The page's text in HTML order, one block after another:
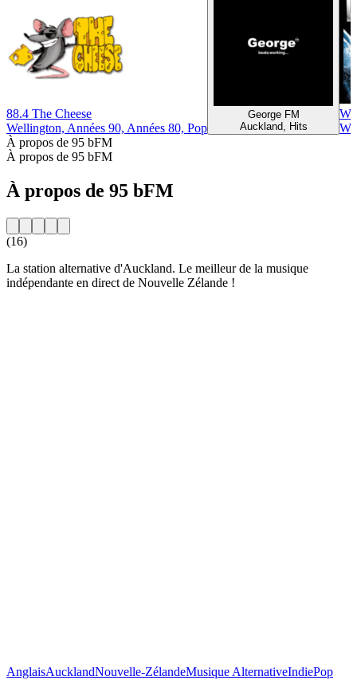
88.4 The Cheese
Wellington, Années 90, Années 80, Pop
George FM
Auckland, Hits
À propos de 95 bFM
À propos de 95 bFM
À propos de 95 bFM
(16)
La station alternative d'Auckland. Le meilleur de la musique
indépendante en direct de Nouvelle Zélande !
AnglaisAucklandNouvelle-ZélandeMusique AlternativeIndiePop